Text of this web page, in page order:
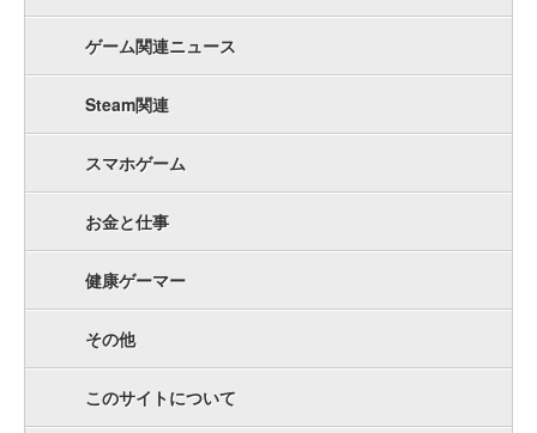
ゲーム関連ニュース
Steam関連
スマホゲーム
お金と仕事
健康ゲーマー
その他
このサイトについて